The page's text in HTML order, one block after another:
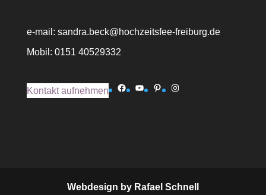
e-mail: sandra.beck@hochzeitsfee-freiburg.de
Mobil: 0151 40529332
Kontakt aufnehmen Facebook
YouTube
PinterestInstagram
Webdesign by Rafael Schnell